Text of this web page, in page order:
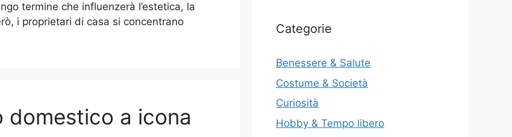
termine che influenzerà l’estetica, la
i proprietari di casa si concentrano
domestico a icona
Categorie
Benessere & Salute
Costume & Società
Curiosità
Hobby & Tempo libero